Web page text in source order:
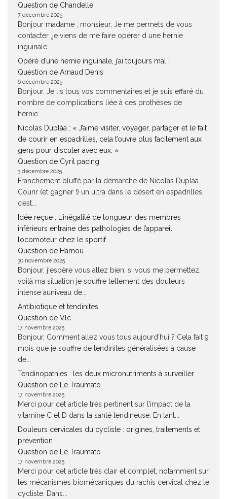
Question de Chandelle
7 décembre 2025
Bonjour madame , monsieur, Je me permets de vous
contacter ,je viens de me faire opérer d une hernie
inguinale....
Opéré d’une hernie inguinale, j’ai toujours mal !
Question de Arnaud Denis
6 décembre 2025
Bonjour. Je lis tous vos commentaires et je suis effaré du
nombre de complications liée à ces prothèses de
hernie....
Nicolas Duplàa : « J’aime visiter, voyager, partager et le fait
de courir en espadrilles, cela t’ouvre plus facilement aux
gens pour discuter avec eux. »
Question de Cyril pacing
3 décembre 2025
Franchement bluffé par la démarche de Nicolas Duplàa.
Courir (et gagner !) un ultra dans le désert en espadrilles,
c’est...
Idée reçue : L’inégalité de longueur des membres
inférieurs entraine des pathologies de l’appareil
locomoteur chez le sportif
Question de Hamou
30 novembre 2025
Bonjour, j'espère vous allez bien. si vous me permettez.
voilà ma situation je souffre tellement des douleurs
intense auniveau de...
Antibiotique et tendinites
Question de Vlc
17 novembre 2025
Bonjour, Comment allez vous tous aujourd'hui ? Cela fait 9
mois que je souffre de tendinites généralisées à cause
de...
Tendinopathies : les deux micronutriments à surveiller
Question de Le Traumato
17 novembre 2025
Merci pour cet article très pertinent sur l’impact de la
vitamine C et D dans la santé tendineuse. En tant...
Douleurs cervicales du cycliste : origines, traitements et
prévention
Question de Le Traumato
17 novembre 2025
Merci pour cet article très clair et complet, notamment sur
les mécanismes biomécaniques du rachis cervical chez le
cycliste. Dans...